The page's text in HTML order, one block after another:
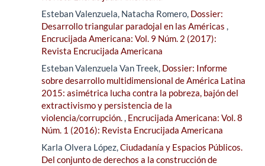
Esteban Valenzuela, Natacha Romero, Dossier:
Desarrollo triangular paradojal en las Américas ,
Encrucijada Americana: Vol. 9 Núm. 2 (2017):
Revista Encrucijada Americana
Esteban Valenzuela Van Treek, Dossier: Informe
sobre desarrollo multidimensional de América Latina
2015: asimétrica lucha contra la pobreza, bajón del
extractivismo y persistencia de la
violencia/corrupción., Encrucijada Americana: Vol. 8
Núm. 1 (2016): Revista Encrucijada Americana
Karla Olvera López,Ciudadanía y Espacios Públicos.
Del conjunto de derechos a la construcción de